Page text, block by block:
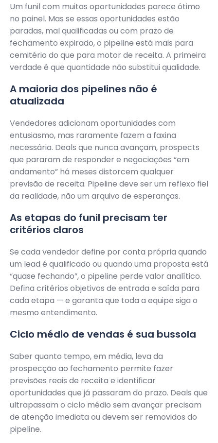
Um funil com muitas oportunidades parece ótimo
no painel. Mas se essas oportunidades estão
paradas, mal qualificadas ou com prazo de
fechamento expirado, o pipeline está mais para
cemitério do que para motor de receita. A primeira
verdade é que quantidade não substitui qualidade.
A maioria dos pipelines não é
atualizada
Vendedores adicionam oportunidades com
entusiasmo, mas raramente fazem a faxina
necessária. Deals que nunca avançam, prospects
que pararam de responder e negociações “em
andamento” há meses distorcem qualquer
previsão de receita. Pipeline deve ser um reflexo fiel
da realidade, não um arquivo de esperanças.
As etapas do funil precisam ter
critérios claros
Se cada vendedor define por conta própria quando
um lead é qualificado ou quando uma proposta está
“quase fechando”, o pipeline perde valor analítico.
Defina critérios objetivos de entrada e saída para
cada etapa — e garanta que toda a equipe siga o
mesmo entendimento.
Ciclo médio de vendas é sua bussola
Saber quanto tempo, em média, leva da
prospecção ao fechamento permite fazer
previsões reais de receita e identificar
oportunidades que já passaram do prazo. Deals que
ultrapassam o ciclo médio sem avançar precisam
de atenção imediata ou devem ser removidos do
pipeline.